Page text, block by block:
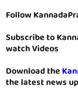
Follow
Subscribe to
watch Videos
Download the
the latest news